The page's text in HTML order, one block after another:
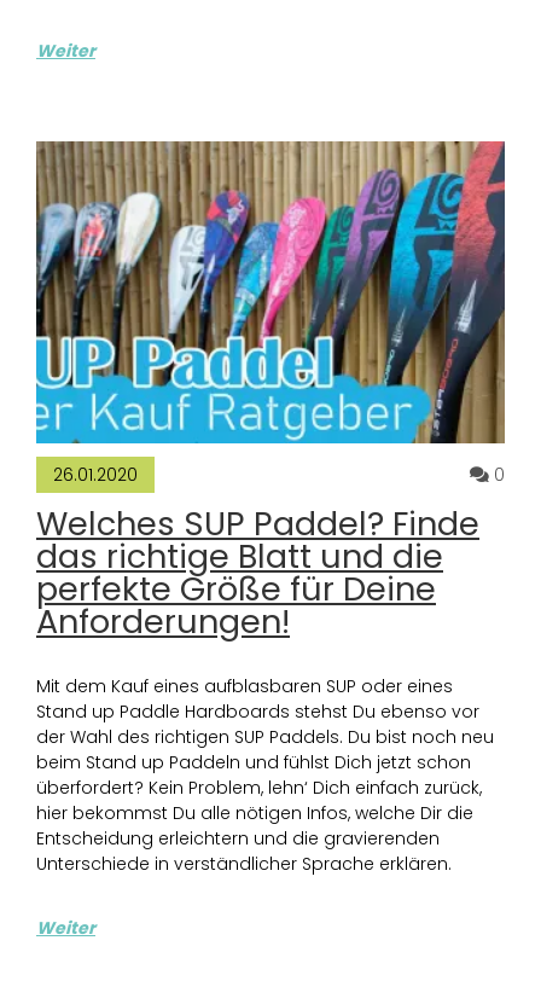
Weiter
26.01.2020 0
Welches SUP Paddel? Finde
das richtige Blatt und die
perfekte Größe für Deine
Anforderungen!
Mit dem Kauf eines aufblasbaren SUP oder eines
Stand up Paddle Hardboards stehst Du ebenso vor
der Wahl des richtigen SUP Paddels. Du bist noch neu
beim Stand up Paddeln und fühlst Dich jetzt schon
überfordert? Kein Problem, lehn‘ Dich einfach zurück,
hier bekommst Du alle nötigen Infos, welche Dir die
Entscheidung erleichtern und die gravierenden
Unterschiede in verständlicher Sprache erklären.
Weiter